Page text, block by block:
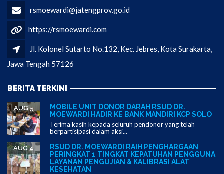
rsmoewardi@jatengprov.go.id
https://rsmoewardi.com
Jl. Kolonel Sutarto No.132, Kec. Jebres, Kota Surakarta,
Jawa Tengah 57126
BERITA TERKINI
MOBILE UNIT DONOR DARAH RSUD DR.
MOEWARDI HADIR KE BANK MANDIRI KCP SOLO
AUG 5
Terima kasih kepada seluruh pendonor yang telah
berpartisipasi dalam aksi...
RSUD DR. MOEWARDI RAIH PENGHARGAAN
PERINGKAT 1 TINGKAT KEPATUHAN PENGGUNA
LAYANAN PENGUJIAN & KALIBRASI ALAT
KESEHATAN
AUG 4